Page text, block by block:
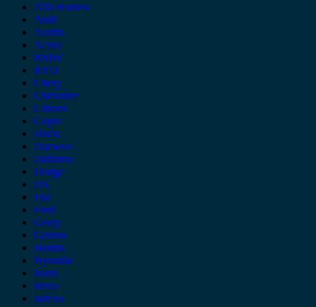
Alfa Romeo
Audi
Austin
Acura
BMW
BYD
Chery
Chevrolet
Citroen
Cupra
Dacia
Daewoo
Daihatsu
Dodge
DS
Fiat
Ford
Geely
Gonow
Honda
Hyundai
Isuzu
iveco
Jaecoo